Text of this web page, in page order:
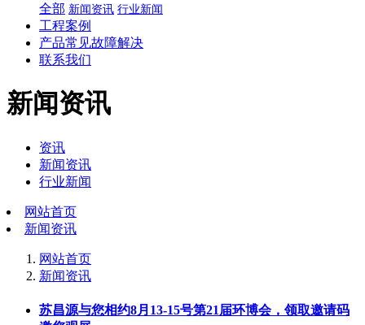
全部 新闻资讯 行业新闻
工程案例
产品常见故障解决
联系我们
新闻资讯
资讯
新闻资讯
行业新闻
网站首页
新闻资讯
网站首页
新闻资讯
苏昌源与您相约8月13-15号第21届环博会，领取邀请码